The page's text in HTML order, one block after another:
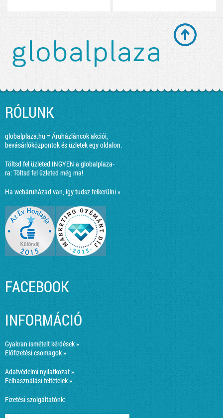
RÓLUNK
globalplaza.hu = Áruházláncok akciói,
bevásárlóközpontok és üzletek egy oldalon.
Töltsd fel üzleted INGYEN a globalplaza-
ra:Töltsd fel üzleted még ma!
Ha webáruházad van, így tudsz felkerülni »
FACEBOOK
INFORMÁCIÓ
Gyakran ismételt kérdések »
Előfizetési csomagok »
Adatvédelmi nyilatkozat »
Felhasználási feltételek »
Fizetési szolgáltatónk: